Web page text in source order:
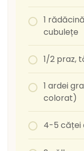
1
cubulețe
1/2 praz,
1 ardei
colorat)
4-5 căței